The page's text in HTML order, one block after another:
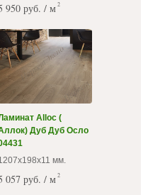
950 руб. / м 2
Alloc (
Дуб Дуб Осло
мм.
057 руб. / м 2